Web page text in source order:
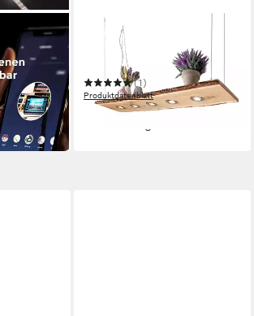
LED
-
BLOCKHOLZ-SCHMIEDE
Hängeleuchte Eiche mit
Rinde 80cm - 120cm Smart
Home
(1)
Produktdatenblatt
ab 249,90 €